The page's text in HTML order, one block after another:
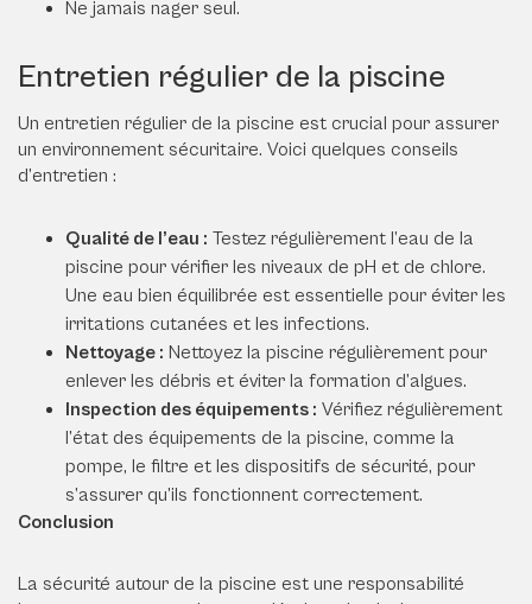
Ne jamais nager seul.
Entretien régulier de la piscine
Un entretien régulier de la piscine est crucial pour assurer
un environnement sécuritaire. Voici quelques conseils
d’entretien :
Qualité de l’eau : Testez régulièrement l’eau de la
piscine pour vérifier les niveaux de pH et de chlore.
Une eau bien équilibrée est essentielle pour éviter les
irritations cutanées et les infections.
Nettoyage : Nettoyez la piscine régulièrement pour
enlever les débris et éviter la formation d’algues.
Inspection des équipements : Vérifiez régulièrement
l’état des équipements de la piscine, comme la
pompe, le filtre et les dispositifs de sécurité, pour
s’assurer qu’ils fonctionnent correctement.
Conclusion
La sécurité autour de la piscine est une responsabilité